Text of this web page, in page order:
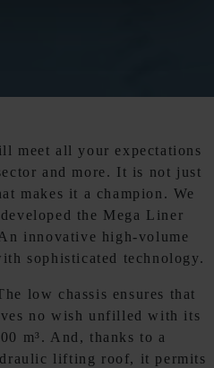
meet all your expectations
and more. It is not just
makes it a champion. We
the Mega Liner
innovative high-volume
sophisticated technology.
low chassis ensures that
no wish unfilled with its
m³. And, thanks to a
lifting roof, it permits